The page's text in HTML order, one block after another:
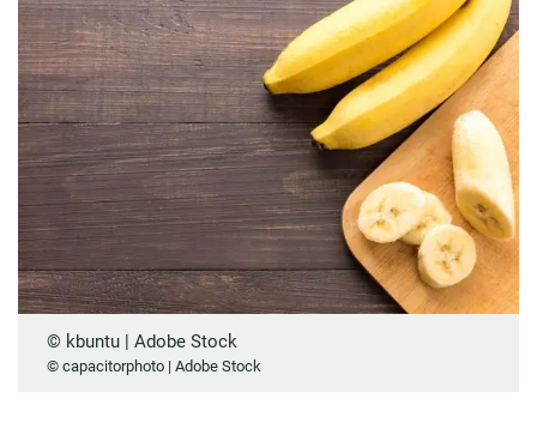
© kbuntu | Adobe Stock
© capacitorphoto | Adobe Stock